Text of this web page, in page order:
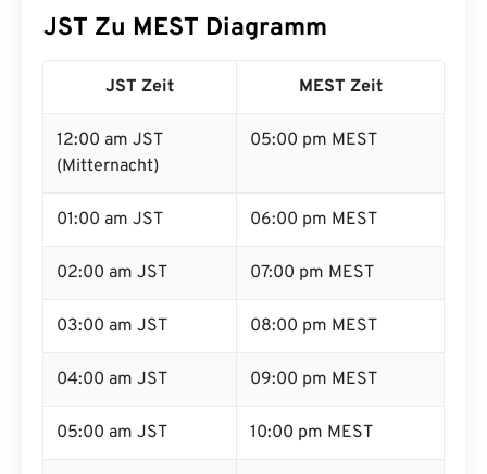
JST Zu MEST Diagramm
JST Zeit MEST Zeit
12:00 am JST
(Mitternacht)
05:00 pm MEST
01:00 am JST 06:00 pm MEST
02:00 am JST 07:00 pm MEST
03:00 am JST 08:00 pm MEST
04:00 am JST 09:00 pm MEST
05:00 am JST 10:00 pm MEST